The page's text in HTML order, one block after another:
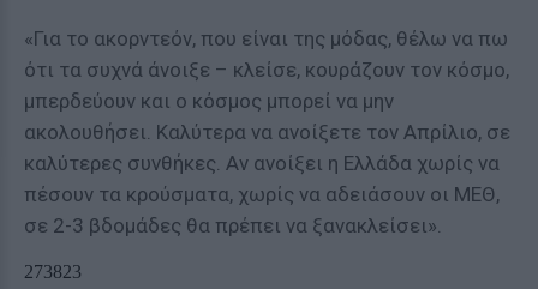
«Για το ακορντεόν, που είναι της μόδας, θέλω να πω
ότι τα συχνά άνοιξε – κλείσε, κουράζουν τον κόσμο,
μπερδεύουν και ο κόσμος μπορεί να μην
ακολουθήσει. Καλύτερα να ανοίξετε τον Απρίλιο, σε
καλύτερες συνθήκες. Αν ανοίξει η Ελλάδα χωρίς να
πέσουν τα κρούσματα, χωρίς να αδειάσουν οι ΜΕΘ,
σε 2-3 βδομάδες θα πρέπει να ξανακλείσει».